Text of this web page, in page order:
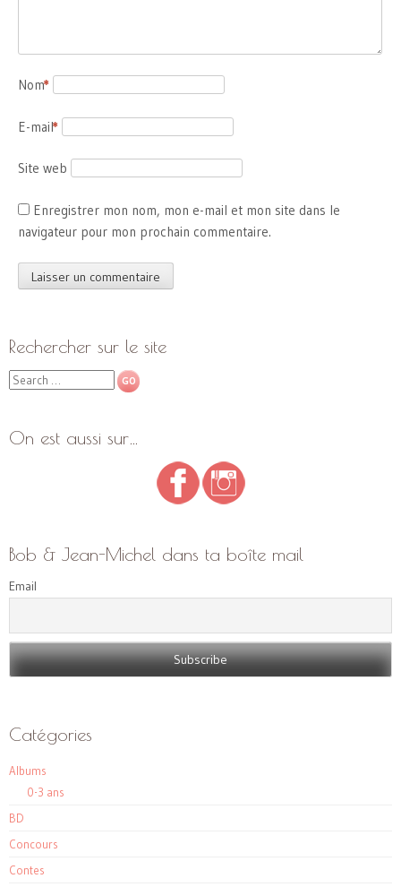
Nom
*
E-mail
*
Site web
Enregistrer mon nom, mon e-mail et mon site dans le
navigateur pour mon prochain commentaire.
Rechercher sur le site
Search
On est aussi sur…
Bob & Jean-Michel dans ta boîte mail
Email
Catégories
Albums
0-3 ans
BD
Concours
Contes